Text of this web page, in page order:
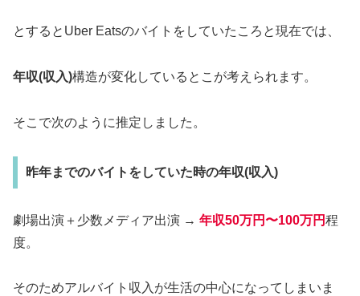
とするとUber Eatsのバイトをしていたころと現在では、
年収(収入)構造が変化しているとこが考えられます。
そこで次のように推定しました。
昨年までのバイトをしていた時の年収(収入)
劇場出演＋少数メディア出演 → 年収50万円〜100万円程
度。
そのためアルバイト収入が生活の中心になってしまいま